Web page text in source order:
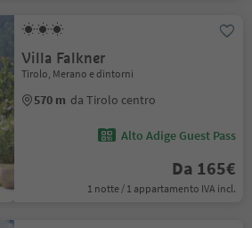
Villa Falkner
Tirolo, Merano e dintorni
570 m da Tirolo centro
Alto Adige Guest Pass
Da 165€
1 notte / 1 appartamento IVA incl.